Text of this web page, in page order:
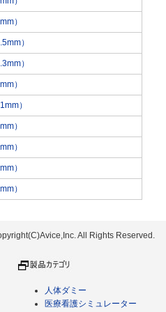
）
）
）
）
）
）
）
）
）
All Rights Reserved.
人体ダミー
医療看護シミュレーター